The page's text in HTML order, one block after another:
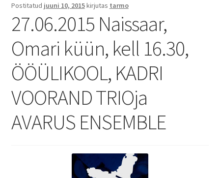
Jõulupeod
Kliendiüritus
Konverentsid
Õppepäevad
Seminarid
Postitatud juuni 10, 2015kirjutas tarmo
27.06.2015 Naissaar,
Omari küün, kell 16.30,
ÖÖÜLIKOOL, KADRI
VOORAND TRIOja
AVARUS ENSEMBLE